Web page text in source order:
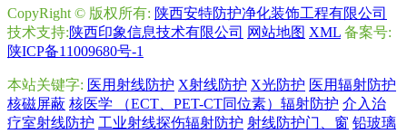
CopyRight © 版权所有: 陕西安特防护净化装饰工程有限公司
技术支持:陕西印象信息技术有限公司 网站地图 XML 备案号:
陕ICP备11009680号-1
本站关键字: 医用射线防护 X射线防护 X光防护 医用辐射防护
核磁屏蔽 核医学 （ECT、PET-CT同位素）辐射防护 介入治
疗室射线防护 工业射线探伤辐射防护 射线防护门、窗 铅玻璃